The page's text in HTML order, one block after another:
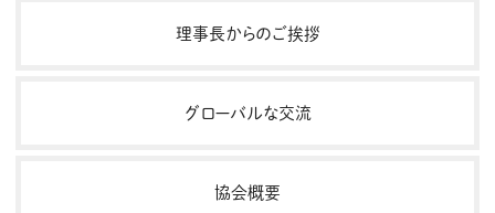
理事長からのご挨拶
グローバルな交流
協会概要